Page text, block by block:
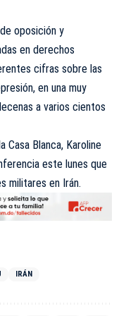
oposición y
en derechos
cifras sobre las
en una muy
a varios cientos
Casa Blanca, Karoline
este lunes que
militares en Irán.
IRÁN